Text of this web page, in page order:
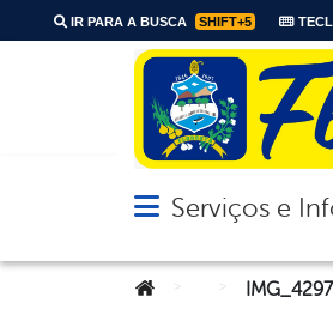
IR PARA A BUSCA SHIFT+5
Abrir menu principal
Serviços e
Você está aqui:IMG_4297